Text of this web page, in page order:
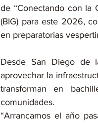
de “Conectando con la
(BIG) para este 2026,
en preparatorias
Desde San Diego de
aprovechar la
transforman en
comunidades.
“Arrancamos el año